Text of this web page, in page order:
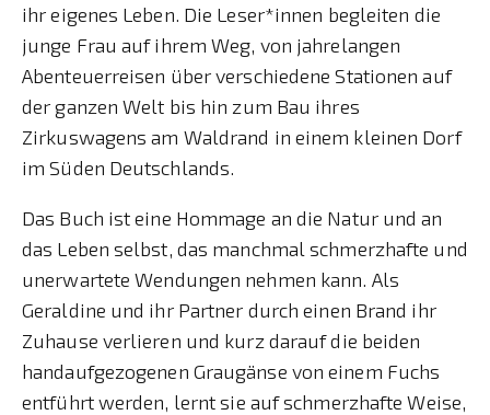
ihr eigenes Leben. Die Leser*innen begleiten die
junge Frau auf ihrem Weg, von jahrelangen
Abenteuerreisen über verschiedene Stationen auf
der ganzen Welt bis hin zum Bau ihres
Zirkuswagens am Waldrand in einem kleinen Dorf
im Süden Deutschlands.
Das Buch ist eine Hommage an die Natur und an
das Leben selbst, das manchmal schmerzhafte und
unerwartete Wendungen nehmen kann. Als
Geraldine und ihr Partner durch einen Brand ihr
Zuhause verlieren und kurz darauf die beiden
handaufgezogenen Graugänse von einem Fuchs
entführt werden, lernt sie auf schmerzhafte Weise,